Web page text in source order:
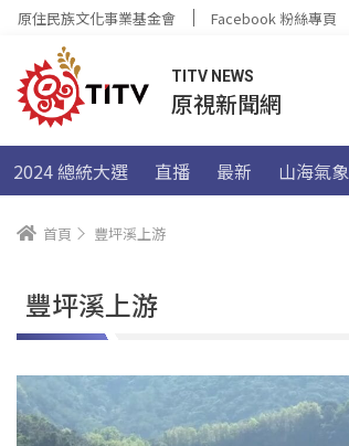
原住民族文化事業基金會 Facebook 粉絲專頁
TITV NEWS
原視新聞網
2024 總統大選 直播 最新 山海氣象
首頁 豐坪溪上游
豐坪溪上游